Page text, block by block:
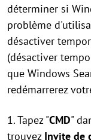
déterminer si
problème
désactiver
(désactiver
que Windows
redémarrerez
1. Tapez "CMD"
trouvez Invite de